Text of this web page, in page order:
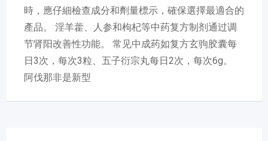
時，應仔細檢查成分和劑量標示，確保選擇最適合的
產品。 淫羊藿、人参和枸杞等中药复方制剂通过调
节肾阳改善性功能。 常见中成药如复方玄驹胶囊每
日3次，每次3粒、五子衍宗丸每日2次，每次6g。
阿伐那非是新型